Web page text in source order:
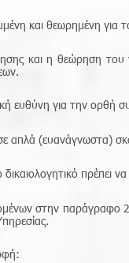
και θεωρημένη
και η θεώρηση
ευθύνη για την ορθή
απλά (ευανάγνωστα)
πρέπει
στην παράγραφο